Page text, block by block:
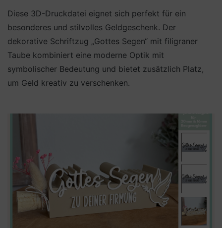
Diese 3D-Druckdatei eignet sich perfekt für ein
besonderes und stilvolles Geldgeschenk. Der
dekorative Schriftzug „Gottes Segen“ mit filigraner
Taube kombiniert eine moderne Optik mit
symbolischer Bedeutung und bietet zusätzlich Platz,
um Geld kreativ zu verschenken.